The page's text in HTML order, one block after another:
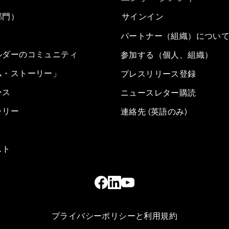
）
ーのコミュニティ
ストーリー」
リー
サインイン
パートナー（組織）につい
参加する（個人、組織）
プレスリリース登録
ニュースレター購読
連絡先 (英語のみ)
プライバシーポリシーと利用規約